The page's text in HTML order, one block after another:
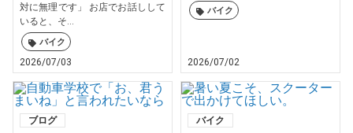
対に無理です」 お店でお話しして
いると、そ...
バイク
2026/07/03
バイク
2026/07/02
ブログ バイク